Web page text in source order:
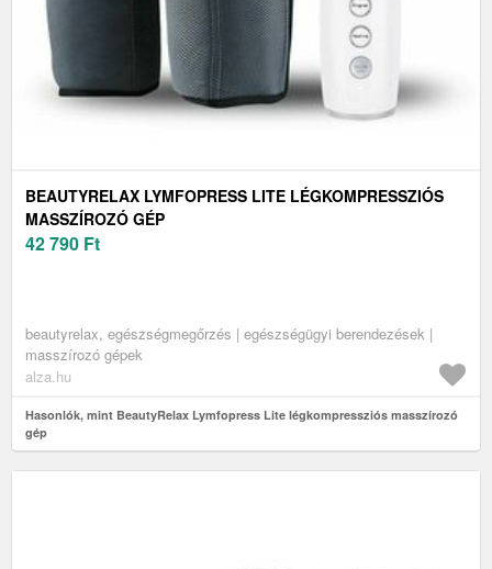
BEAUTYRELAX LYMFOPRESS LITE LÉGKOMPRESSZIÓS
MASSZÍROZÓ GÉP
42 790 Ft
beautyrelax, egészségmegőrzés | egészségügyi berendezések |
masszírozó gépek
alza.hu
Hasonlók, mint BeautyRelax Lymfopress Lite légkompressziós masszírozó
gép